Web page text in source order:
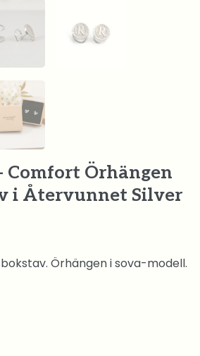
Comfort Örhängen
i Återvunnet Silver
Örhängen i sova-modell.